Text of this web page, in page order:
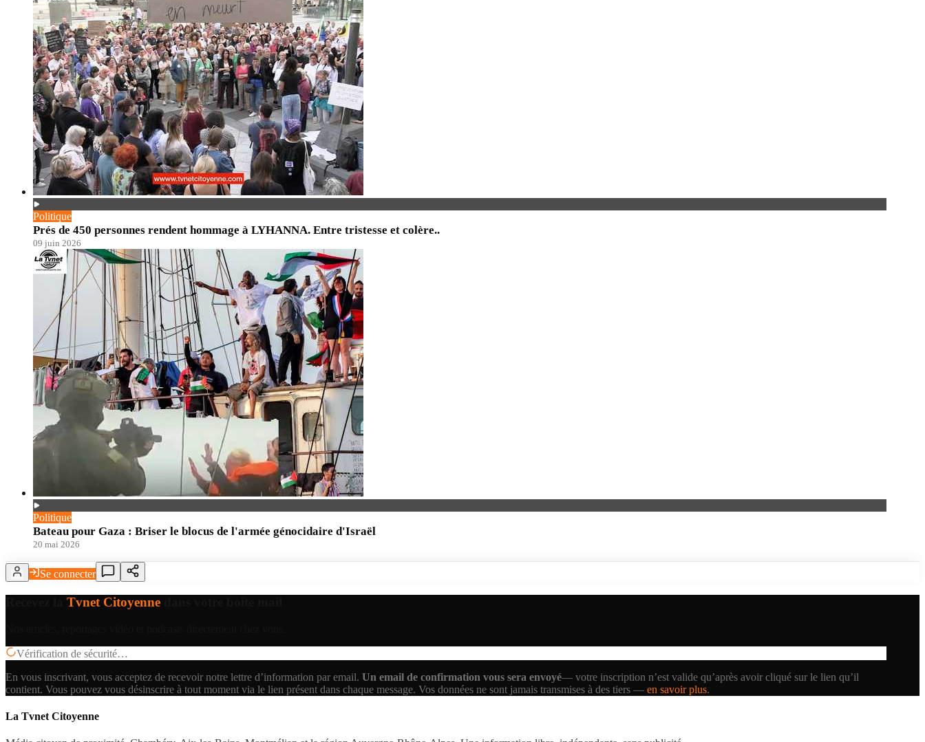
Politique
Prés de 450 personnes rendent hommage à LYHANNA. Entre tristesse et colère..
09 juin 2026
Politique
Bateau pour Gaza : Briser le blocus de l'armée génocidaire d'Israël
20 mai 2026
Se connecter
Tvnet Citoyenne
Vérification de sécurité…
En vous inscrivant, vous acceptez de recevoir notre lettre d’information par email. Un email de confirmation vous sera envoyé— votre inscription n’est valide qu’après avoir cliqué sur le lien qu’il
contient. Vous pouvez vous désinscrire à tout moment via le lien présent dans chaque message. Vos données ne sont jamais transmises à des tiers — en savoir plus.
La Tvnet Citoyenne